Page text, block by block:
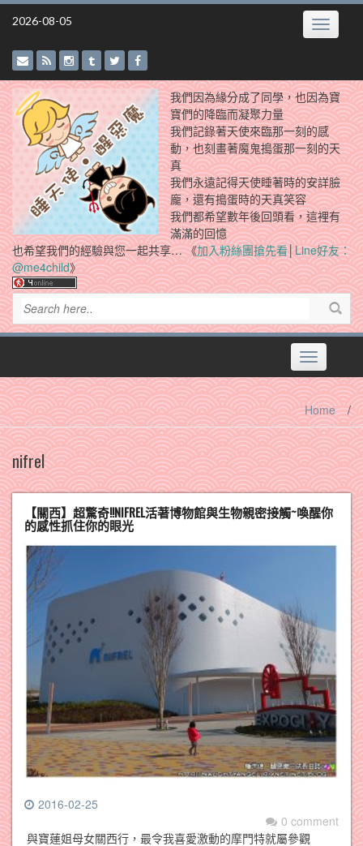
Skip
2026-08-05 Toggle
我們因為緣分成了同學，也因為寶
寶們的降臨而凝聚力量
我們記錄著天使來臨那一刻的感
動，也刻畫著魔鬼搗蛋那一刻的天
真
我們永遠記得天使睡著時的安詳臉
龐，還有搗蛋時的天真笑容
我們都希望數年後回頭看，這裡有
滿滿的回憶
也希望我們的經驗與您一起共享… 《加入粉絲團搶先看│Line好友：
@me4child》
Toggle
navigation
Home /
nifrel
【關西】超驚奇!!NIFREL活著博物館與生物親密接觸~喚醒你
的感性抓住你的眼光
2016-02-25
0 comment
與寶蓮姐母女關西行，最令我喜愛激動的摩門特就屬參觀